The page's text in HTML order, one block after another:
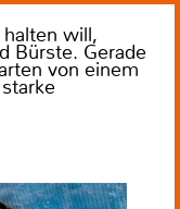
will,
Bürste. Gerade
von einem